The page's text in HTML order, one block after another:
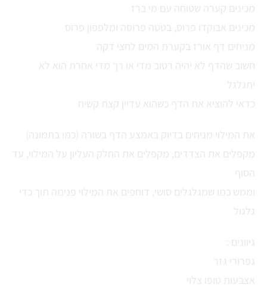
מכינים קערה שטוחה עם מי ברז
מכינים אבוקדו פרוס, בטטה פרוסה ומלפפון פרוס
מניחים דף אורז בקערת המים לחצי דקה
חשוב שהדף לא יהיה רטוב מדי או רך מדי אחרת הוא לא
יתגלגל
כדאי להוציא את הדף כשהוא עדיין קצת קשיח
את המילוי מניחים בדיוק באמצע הדף בשורה (כמו בתמונה)
מקפלים את הצדדים, מקפלים את החלק העליון על המילוי, עד
הסוף
וממש כמו שמגלגלים סושי, דוחפים את המילוי פנימה תוך כדי
גלגול
גיוונים :
גפרורי גזר
אצבעות טופו צלוי